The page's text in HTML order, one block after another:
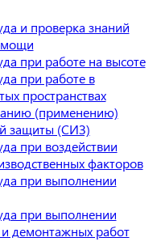
и проверка знаний
при работе на высоте
при работе в
пространствах
(применению)
защиты (СИЗ)
при воздействии
факторов
при выполнении
при выполнении
демонтажных работ